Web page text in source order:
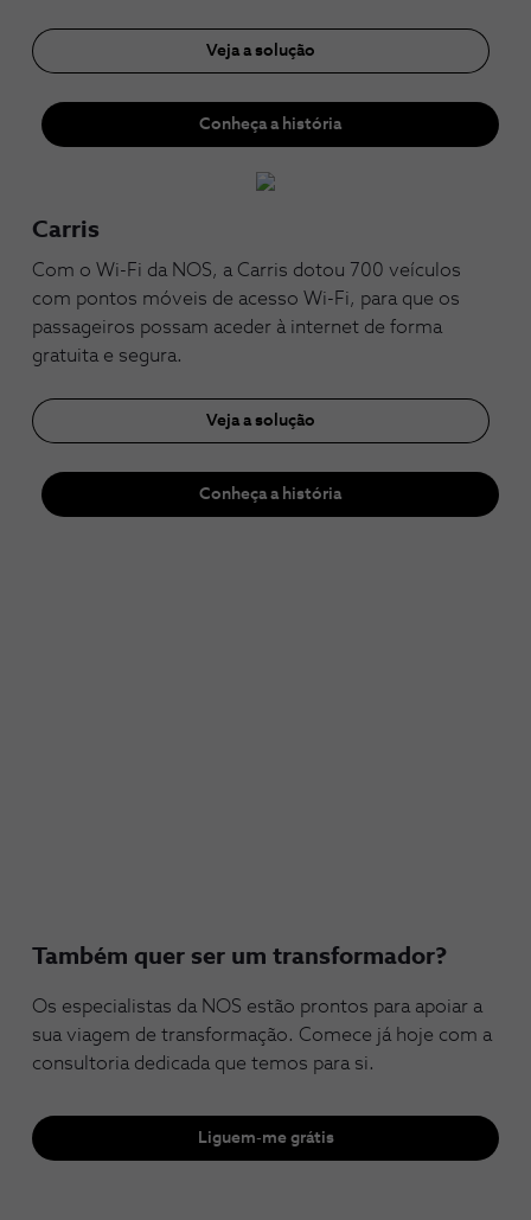
Veja a solução
Conheça a história
Carris
Com o Wi-Fi da NOS, a Carris dotou 700 veículos
com pontos móveis de acesso Wi-Fi, para que os
passageiros possam aceder à internet de forma
gratuita e segura.
Veja a solução
Conheça a história
Também quer ser um transformador?
Os especialistas da NOS estão prontos para apoiar a
sua viagem de transformação. Comece já hoje com a
consultoria dedicada que temos para si.
Liguem-me grátis